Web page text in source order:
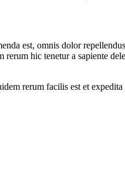
est, omnis dolor
hic tenetur a sapiente
rerum facilis est et